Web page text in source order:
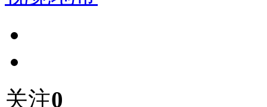
关注0